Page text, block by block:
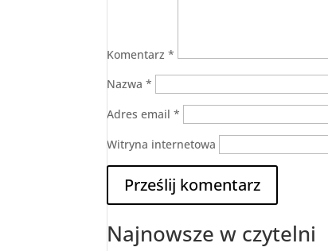
Komentarz*
Nazwa*
Adres email*
Witryna internetowa
Najnowsze w czytelni